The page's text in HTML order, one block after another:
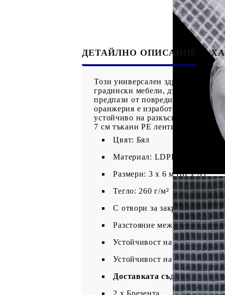
ДЕТАЙЛНО ОПИСАНИЕ
Този универсален здрав
градински мебели, дървени
предпази от повреди.
оранжерия е изработено от PE
устойчиво на разкъсване,
7 см тъкани РЕ ленти от двете
Цвят: Бял
Материал: LDPE
Размери: 3 x 6 м (Ш x Д)
Тегло: 260 г/м²
С отвори за закрепване на
Разстояние между отворите:
Устойчивост на разкъсване
Устойчивост на UV лъчи и
Доставката съдържа:
2 х Брезента